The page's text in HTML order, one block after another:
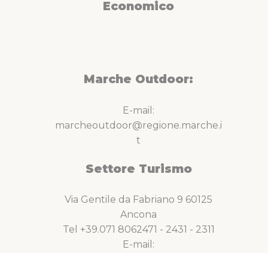
Economico
Marche Outdoor:
E-mail:
marcheoutdoor@regione.marche.i
t
Settore Turismo
Via Gentile da Fabriano 9 60125
Ancona
Tel +39.071 8062471 - 2431 - 2311
E-mail: